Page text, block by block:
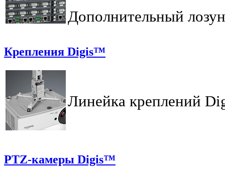
Дополнительный
Крепления Digis™
Линейка креплений
PTZ-камеры Digis™